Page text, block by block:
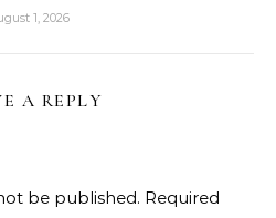
1, 2026
A REPLY
be published. Required